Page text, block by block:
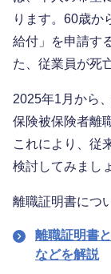
ります。60歳か
給付」を申請す
た、従業員が死
2025年1月から
保険被保険者離
これにより、従
検討してみまし
離職証明書につ
離職証明書
などを解説